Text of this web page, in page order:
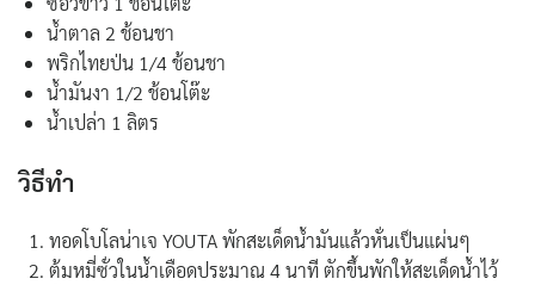
น้ำตาล 2 ช้อนชา
พริกไทยป่น 1/4 ช้อนชา
น้ำมันงา 1/2 ช้อนโต๊ะ
น้ำเปล่า 1 ลิตร
วิธีทำ
ทอดโบโลน่าเจ YOUTA พักสะเด็ดน้ำมันแล้วหั่นเป็นแผ่นๆ
ต้มหมี่ซั่วในน้ำเดือดประมาณ 4 นาที ตักขึ้นพักให้สะเด็ดน้ำไว้